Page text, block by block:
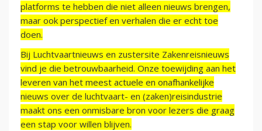
platforms te hebben die niet alleen nieuws brengen,
maar ook perspectief en verhalen die er echt toe
doen.
Bij Luchtvaartnieuws en zustersite Zakenreisnieuws
vind je die betrouwbaarheid. Onze toewijding aan het
leveren van het meest actuele en onafhankelijke
nieuws over de luchtvaart- en (zaken)reisindustrie
maakt ons een onmisbare bron voor lezers die graag
een stap voor willen blijven.